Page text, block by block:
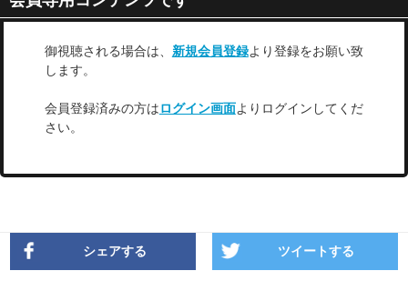
御視聴される場合は、 新規会員登録より登録をお願い致
します。
会員登録済みの方はログイン画面よりログインしてくだ
さい。
シェアする ツイートする